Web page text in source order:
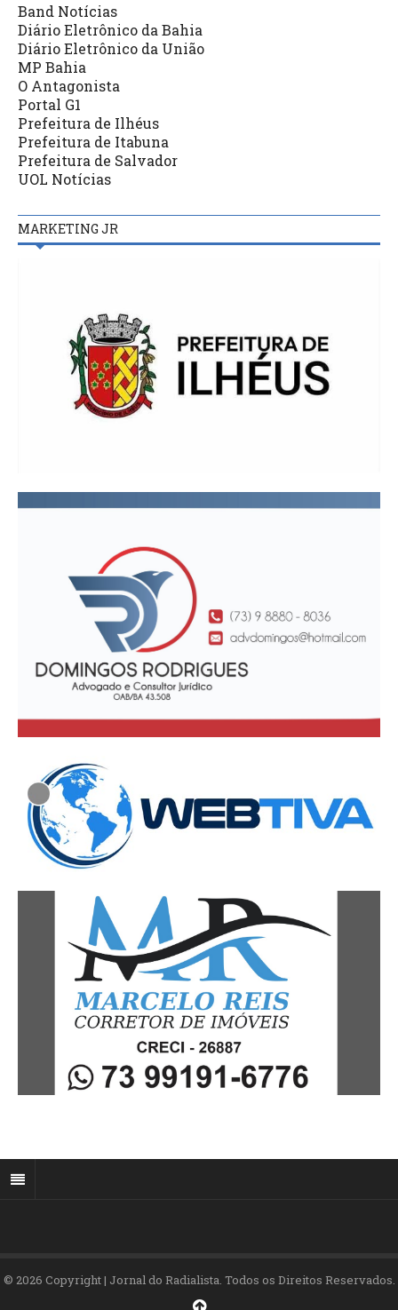
Band Notícias
Diário Eletrônico da Bahia
Diário Eletrônico da União
MP Bahia
O Antagonista
Portal G1
Prefeitura de Ilhéus
Prefeitura de Itabuna
Prefeitura de Salvador
UOL Notícias
MARKETING JR
© 2026 Copyright | Jornal do Radialista. Todos os Direitos Reservados.